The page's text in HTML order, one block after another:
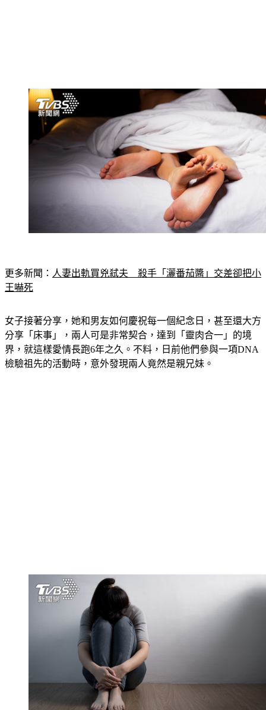
更多新聞： 人妻出軌買兇弒夫　殺手「灑番茄醬」交差卻把小
王嚇死
女子接著分享，她和男友如何慶祝每一個紀念日，甚至還大方
分享「床事」，兩人可是非常契合，達到「靈肉合一」的境
界，就這樣愛情長跑6年之久。不料，日前他們參與一項DNA
檢驗祖先的活動時，意外發現兩人竟然是親兄妹。